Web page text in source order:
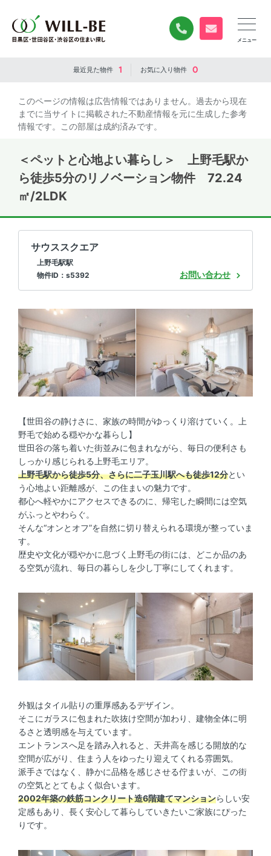
0120-840-834
無料お問い合
最近見た物件 1 お気に入り物件 0
このページの情報は広告情報ではありません。過去から現在
までに当サイトに掲載された不動産情報を元に生成した参考
情報です。この部屋は成約済みです。
＜ペットと心地よい暮らし＞ 上野毛駅か
ら徒歩5分のリノベーション物件 72.24
㎡/2LDK
サウススクエア
上野毛駅駅
物件ID：s5392
お問い合わせ
【世田谷の静けさに、家族の時間がゆっくり溶けていく。上
野毛で始める穏やかな暮らし】
世田谷の落ち着いた街並みに包まれながら、毎日の便利さも
しっかり感じられる上野毛エリア。
上野毛駅から徒歩5分、さらに二子玉川駅へも徒歩12分とい
う心地よい距離感が、この住まいの魅力です。
都心へ軽やかにアクセスできるのに、帰宅した瞬間には空気
がふっとやわらぐ。
そんな“オンとオフ”を自然に切り替えられる環境が整っていま
す。
歴史や文化が穏やかに息づく上野毛の街には、どこか品のあ
る空気が流れ、毎日の暮らしを少し丁寧にしてくれます。
外観はタイル貼りの重厚感あるデザイン。
そこにガラスに包まれた吹抜け空間が加わり、建物全体に明
るさと透明感を与えています。
エントランスへ足を踏み入れると、天井高を感じる開放的な
空間が広がり、住まう人をゆったり迎えてくれる雰囲気。
派手さではなく、静かに品格を感じさせる佇まいが、この街
の空気ととてもよく似合います。
2002年築の鉄筋コンクリート造6階建てマンションらしい安
定感もあり、長く安心して暮らしていきたいご家族にぴった
りです。